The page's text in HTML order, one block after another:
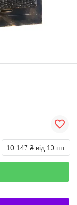
10 147 ₴ від 10 шт.